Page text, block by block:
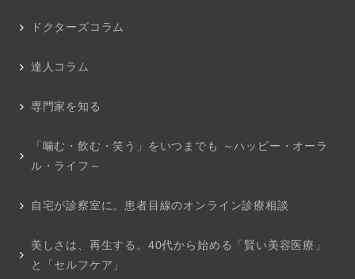
ドクターズコラム
達人コラム
専門家を知る
「噛む・飲む・笑う」をいつまでも ～ハッピー・オーラ
ル・ライフ～
自宅が診察室に。患者目線のオンライン診療相談
美しさは、再生する。40代から始める「賢い美容医療」
と「セルフケア」